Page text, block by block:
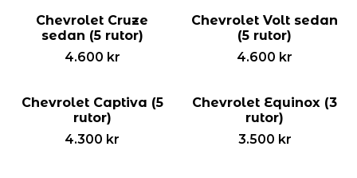
Chevrolet Cruze
sedan (5 rutor)
4.600 kr
Chevrolet Volt sedan
(5 rutor)
4.600 kr
Chevrolet Captiva (5
rutor)
4.300 kr
Chevrolet Equinox (3
rutor)
3.500 kr